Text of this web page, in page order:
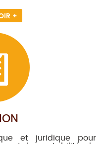
+
et juridique pour